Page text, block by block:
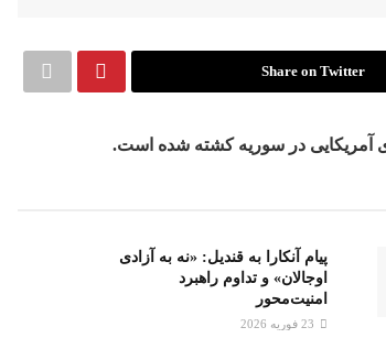
Share on Twitter
آمریکایی در سوریه کشته شده است.
پیام آنکارا به قندیل: «نه به آزادی
اوجالان» و تداوم راهبرد
امنیت‌محور